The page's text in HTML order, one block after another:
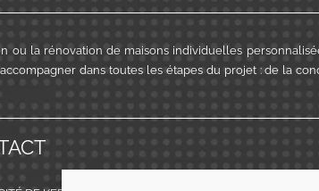
ou la rénovation de maisons individuelles
dans toutes les étapes du projet : de la